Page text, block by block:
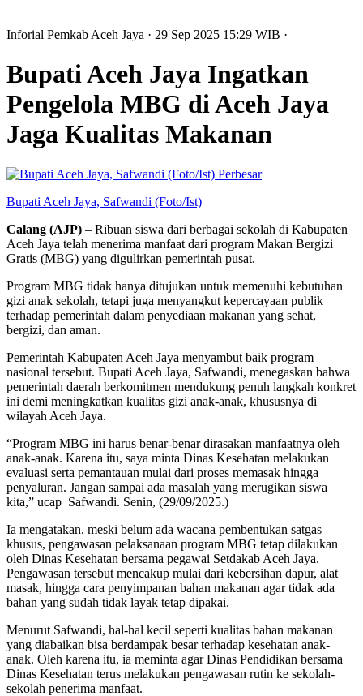
Inforial Pemkab Aceh Jaya · 29 Sep 2025 15:29 WIB ·
Bupati Aceh Jaya Ingatkan
Pengelola MBG di Aceh Jaya
Jaga Kualitas Makanan
Perbesar
Bupati Aceh Jaya, Safwandi (Foto/Ist)
Calang (AJP) – Ribuan siswa dari berbagai sekolah di Kabupaten
Aceh Jaya telah menerima manfaat dari program Makan Bergizi
Gratis (MBG) yang digulirkan pemerintah pusat.
Program MBG tidak hanya ditujukan untuk memenuhi kebutuhan
gizi anak sekolah, tetapi juga menyangkut kepercayaan publik
terhadap pemerintah dalam penyediaan makanan yang sehat,
bergizi, dan aman.
Pemerintah Kabupaten Aceh Jaya menyambut baik program
nasional tersebut. Bupati Aceh Jaya, Safwandi, menegaskan bahwa
pemerintah daerah berkomitmen mendukung penuh langkah konkret
ini demi meningkatkan kualitas gizi anak-anak, khususnya di
wilayah Aceh Jaya.
“Program MBG ini harus benar-benar dirasakan manfaatnya oleh
anak-anak. Karena itu, saya minta Dinas Kesehatan melakukan
evaluasi serta pemantauan mulai dari proses memasak hingga
penyaluran. Jangan sampai ada masalah yang merugikan siswa
kita,” ucap Safwandi. Senin, (29/09/2025.)
Ia mengatakan, meski belum ada wacana pembentukan satgas
khusus, pengawasan pelaksanaan program MBG tetap dilakukan
oleh Dinas Kesehatan bersama pegawai Setdakab Aceh Jaya.
Pengawasan tersebut mencakup mulai dari kebersihan dapur, alat
masak, hingga cara penyimpanan bahan makanan agar tidak ada
bahan yang sudah tidak layak tetap dipakai.
Menurut Safwandi, hal-hal kecil seperti kualitas bahan makanan
yang diabaikan bisa berdampak besar terhadap kesehatan anak-
anak. Oleh karena itu, ia meminta agar Dinas Pendidikan bersama
Dinas Kesehatan terus melakukan pengawasan rutin ke sekolah-
sekolah penerima manfaat.